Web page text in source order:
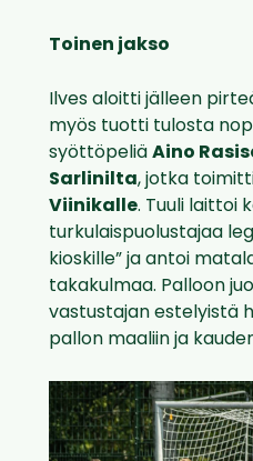
Toinen jakso
Ilves aloitti jälleen
myös tuotti tulosta
syöttöpeliä Aino
Sarlinilta, jotka
Viinikalle. Tuuli laittoi
turkulaispuolustajaa
kioskille” ja antoi
takakulmaa. Palloon
vastustajan estelyistä
pallon maaliin ja